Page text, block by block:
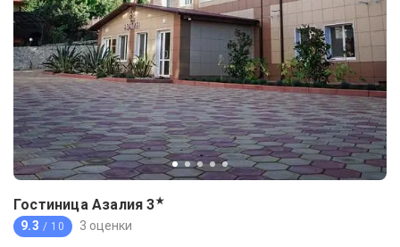
Гостиница Азалия 3★
9.3 / 10 3 оценки